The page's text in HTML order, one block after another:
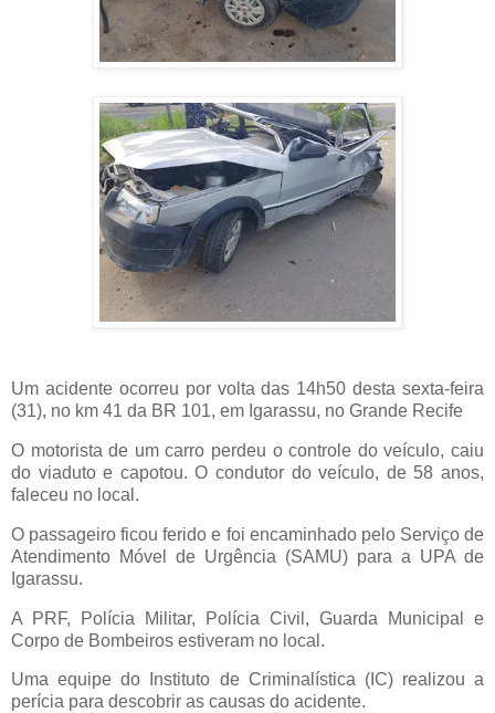
Um acidente ocorreu por volta das 14h50 desta sexta-feira
(31), no km 41 da BR 101, em Igarassu, no Grande Recife
O motorista de um carro perdeu o controle do veículo, caiu
do viaduto e capotou. O condutor do veículo, de 58 anos,
faleceu no local.
O passageiro ficou ferido e foi encaminhado pelo Serviço de
Atendimento Móvel de Urgência (SAMU) para a UPA de
Igarassu.
A PRF, Polícia Militar, Polícia Civil, Guarda Municipal e
Corpo de Bombeiros estiveram no local.
Uma equipe do Instituto de Criminalística (IC) realizou a
perícia para descobrir as causas do acidente.